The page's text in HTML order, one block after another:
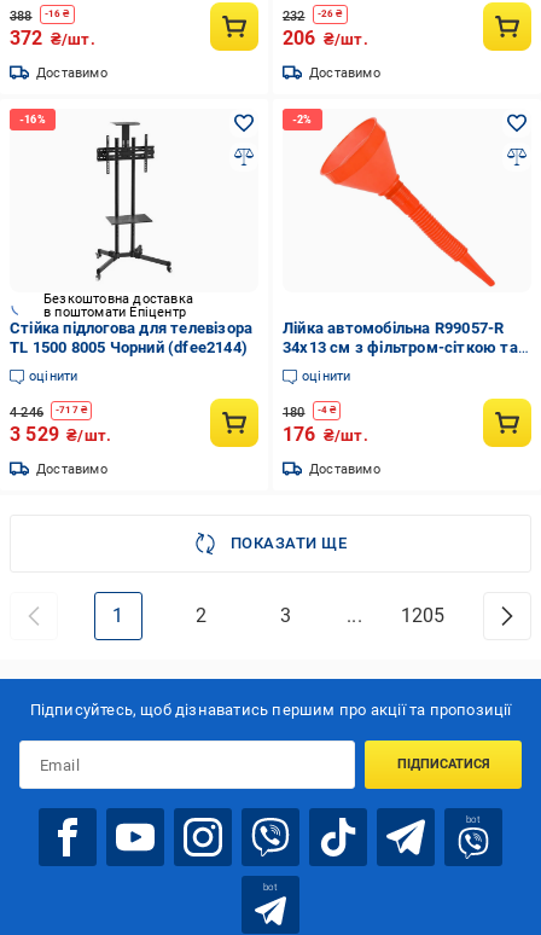
388 -16 ₴
372 ₴/шт.
Доставимо
232 -26 ₴
206 ₴/шт.
Доставимо
Безкоштовна доставка
в поштомати Епіцентр
Стійка підлогова для телевізора
TL 1500 8005 Чорний (dfee2144)
оцінити
4 246 -717₴
3 529 ₴/шт.
Доставимо
Лійка автомобільна R99057-R
34х13 см з фільтром-сіткою та
знімним шлангом Помаранчевий
(31845174)
оцінити
180 -4₴
176 ₴/шт.
Доставимо
ПОКАЗАТИ ЩЕ
1 2 3 ... 1205
Підписуйтесь, щоб дізнаватись першим про акції та пропозиції
ПІДПИСАТИСЯ
bot
bot